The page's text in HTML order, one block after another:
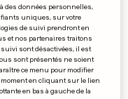
de Cyril ne
des données personnelles,
uniques, sur votre
de suivi prendront en
et nos partenaires traitons
sont désactivées, il est
sont présentés ne soient
ce menu pour modifier
en cliquant sur le lien
en bas à gauche de la